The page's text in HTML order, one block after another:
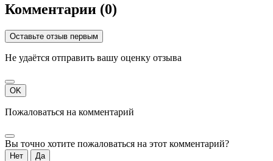
Комментарии (0)
Оставьте отзыв первым
Не удаётся отправить вашу оценку отзыва
OK
Пожаловаться на комментарий
Вы точно хотите пожаловаться на этот комментарий?
Нет Да